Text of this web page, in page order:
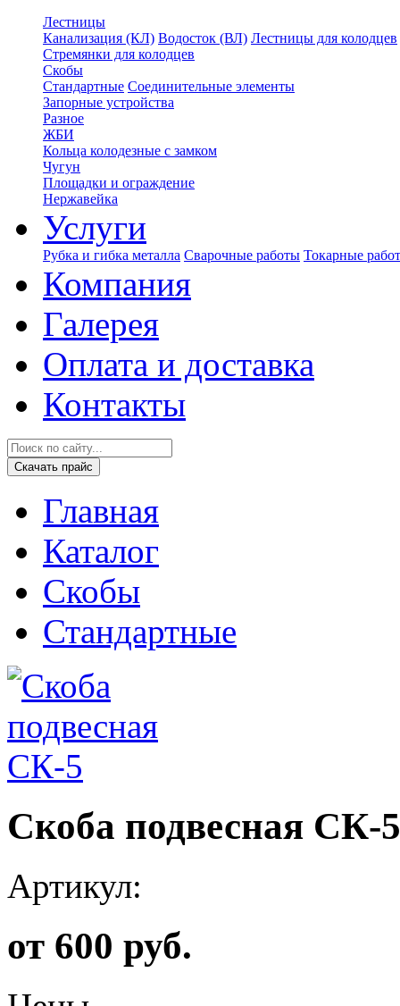
Лестницы
Канализация (КЛ) Водосток (ВЛ) Лестницы для колодцев
Стремянки для колодцев
Скобы
Стандартные Соединительные элементы
Запорные устройства
Разное
ЖБИ
Кольца колодезные с замком
Чугун
Площадки и ограждение
Нержавейка
Услуги
Рубка и гибка металла Сварочные работы Токарные
Компания
Галерея
Оплата и доставка
Контакты
Скачать прайс
Главная
Каталог
Скобы
Стандартные
Скоба подвесная СК-5
Артикул:
от 600 руб.